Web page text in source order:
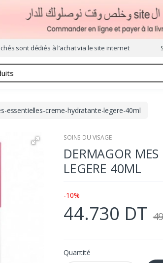
sont dédiés à l’achat via le site internet
essentielles-creme-hydratante-legere-40ml
SOINS DU VISAGE
DERMAGOR MES
LEGERE 40ML
-10%
44.730 DT
Quantité